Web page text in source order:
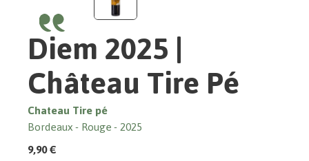
Diem 2025 |
Château Tire Pé
Chateau Tire pé
Bordeaux Rouge 2025
9,90 €